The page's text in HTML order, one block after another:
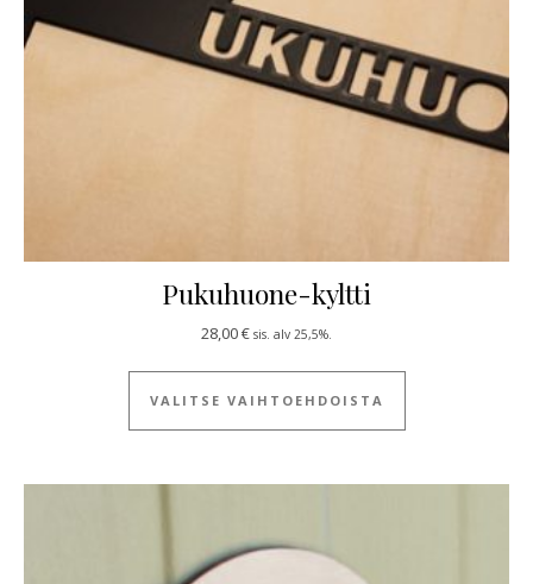
Pukuhuone-kyltti
28,00€ sis. alv 25,5%.
VALITSE VAIHTOEHDOISTA
Tällä tuotteella